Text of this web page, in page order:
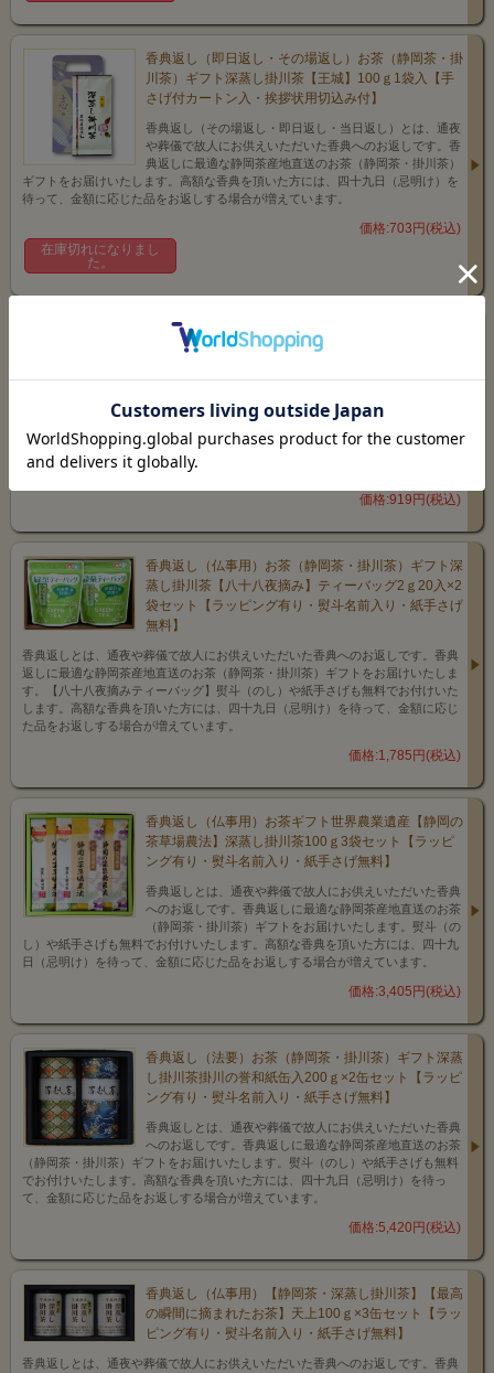
香典返し（即日返し・その場返し）お茶（静岡茶・掛
川茶）ギフト深蒸し掛川茶【王城】100ｇ1袋入【手
さげ付カートン入・挨拶状用切込み付】
香典返し（その場返し・即日返し・当日返し）とは、通夜
や葬儀で故人にお供えいただいた香典へのお返しです。香
典返しに最適な静岡茶産地直送のお茶（静岡茶・掛川茶）
ギフトをお届けいたします。高額な香典を頂いた方には、四十九日（忌明け）を
待って、金額に応じた品をお返しする場合が増えています。
価格:703円(税込)
在庫切れになりまし
た。
香典返し（即日返し・その場返し）お茶（静岡茶・掛
川茶）ギフト深蒸し掛川茶【掛川の香】100ｇ1袋入
や葬儀で故人にお供えいただいた香典へのお返しです。香
典返しに最適な静岡茶産地直送のお茶（静岡茶・掛川茶）
ギフトをお届けいたします。高額な香典を頂いた方には、四十九日（忌明け）を
待って、金額に応じた品をお返しする場合が増えています。
価格:919円(税込)
香典返し（仏事用）お茶（静岡茶・掛川茶）ギフト深
蒸し掛川茶【八十八夜摘み】ティーバッグ2ｇ20入×2
袋セット【ラッピング有り・熨斗名前入り・紙手さげ
無料】
香典返しとは、通夜や葬儀で故人にお供えいただいた香典へのお返しです。香典
返しに最適な静岡茶産地直送のお茶（静岡茶・掛川茶）ギフトをお届けいたしま
す。【八十八夜摘みティーバッグ】熨斗（のし）や紙手さげも無料でお付けいた
します。高額な香典を頂いた方には、四十九日（忌明け）を待って、金額に応じ
た品をお返しする場合が増えています。
価格:1,785円(税込)
香典返し（仏事用）お茶ギフト世界農業遺産【静岡の
茶草場農法】深蒸し掛川茶100ｇ3袋セット【ラッピ
ング有り・熨斗名前入り・紙手さげ無料】
香典返しとは、通夜や葬儀で故人にお供えいただいた香典
へのお返しです。香典返しに最適な静岡茶産地直送のお茶
（静岡茶・掛川茶）ギフトをお届けいたします。熨斗（の
し）や紙手さげも無料でお付けいたします。高額な香典を頂いた方には、四十九
日（忌明け）を待って、金額に応じた品をお返しする場合が増えています。
価格:3,405円(税込)
香典返し（法要）お茶（静岡茶・掛川茶）ギフト深蒸
し掛川茶掛川の誉和紙缶入200ｇ×2缶セット【ラッピ
ング有り・熨斗名前入り・紙手さげ無料】
香典返しとは、通夜や葬儀で故人にお供えいただいた香典
へのお返しです。香典返しに最適な静岡茶産地直送のお茶
（静岡茶・掛川茶）ギフトをお届けいたします。熨斗（のし）や紙手さげも無料
でお付けいたします。高額な香典を頂いた方には、四十九日（忌明け）を待っ
て、金額に応じた品をお返しする場合が増えています。
価格:5,420円(税込)
香典返し（仏事用）【静岡茶・深蒸し掛川茶】【最高
の瞬間に摘まれたお茶】天上100ｇ×3缶セット【ラッ
ピング有り・熨斗名前入り・紙手さげ無料】
香典返しとは、通夜や葬儀で故人にお供えいただいた香典へのお返しです。香典